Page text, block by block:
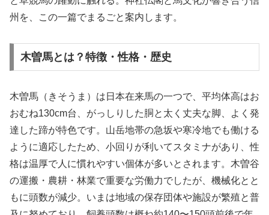
州を、この一篇でまるごと案内します。
木曽馬とは？特徴・性格・歴史
木曽馬（きそうま）は日本在来馬の一つで、平均体高はお
おむね130cm台、がっしりした胴と太く丈夫な脚、よく発
達した蹄が特色です。山岳地帯の急坂や寒冷地でも働ける
ように適応したため、小回りが利いてスタミナがあり、性
格は温厚で人に慣れやすい個体が多いとされます。木曽谷
の運搬・農耕・林業で重要な労働力でしたが、機械化とと
もに頭数が減少。いまは地域の保存団体や施設が繁殖と普